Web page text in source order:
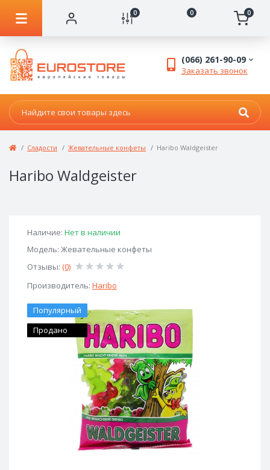
0 0 0
(066) 261-90-09
Заказать звонок
Сладости Жевательные конфеты Haribo Waldgeister
Haribo Waldgeister
Наличие: Нет в наличии
Модель: Жевательные конфеты
Отзывы: (0)
Производитель: Haribo
Популярный
Продано